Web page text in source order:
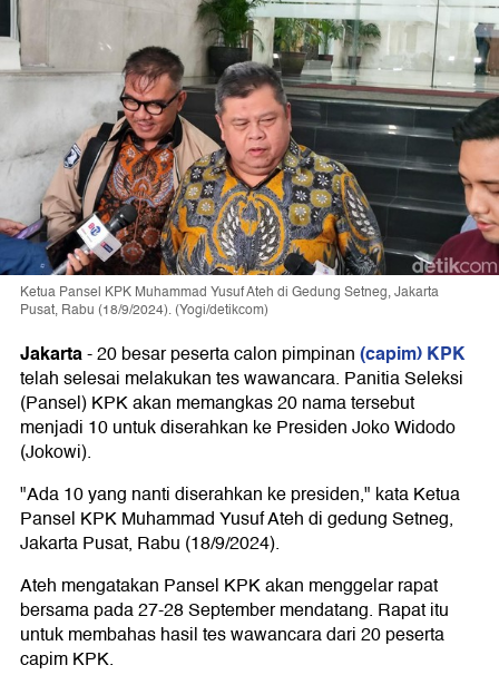
Ketua Pansel KPK Muhammad Yusuf Ateh di Gedung Setneg, Jakarta
Pusat, Rabu (18/9/2024). (Yogi/detikcom)
Jakarta-20 besar peserta calon pimpinan(capim) KPK
telah selesai melakukan tes wawancara. Panitia Seleksi
(Pansel) KPK akan memangkas 20 nama tersebut
menjadi 10 untuk diserahkan ke Presiden Joko Widodo
(Jokowi).
"Ada 10 yang nanti diserahkan ke presiden," kata Ketua
Pansel KPK Muhammad Yusuf Ateh di gedung Setneg,
Jakarta Pusat, Rabu (18/9/2024).
Ateh mengatakan Pansel KPK akan menggelar rapat
bersama pada 27-28 September mendatang. Rapat itu
untuk membahas hasil tes wawancara dari 20 peserta
capim KPK.